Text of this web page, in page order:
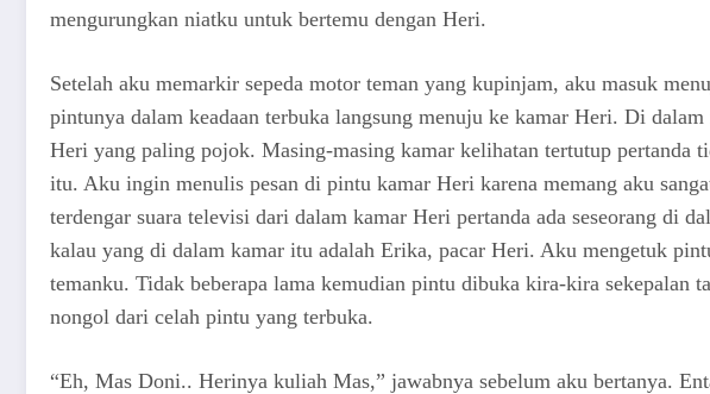
mengurungkan niatku untuk bertemu dengan Heri.
Setelah aku memarkir sepeda motor teman yang kupinjam, aku masuk
pintunya dalam keadaan terbuka langsung menuju ke kamar Heri. Di
Heri yang paling pojok. Masing-masing kamar kelihatan tertutup pertanda
itu. Aku ingin menulis pesan di pintu kamar Heri karena memang aku
terdengar suara televisi dari dalam kamar Heri pertanda ada seseorang di
kalau yang di dalam kamar itu adalah Erika, pacar Heri. Aku mengetuk
temanku. Tidak beberapa lama kemudian pintu dibuka kira-kira sekepalan
nongol dari celah pintu yang terbuka.
“Eh, Mas Doni.. Herinya kuliah Mas,” jawabnya sebelum aku bertanya.